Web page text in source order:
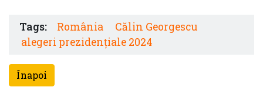
Tags: România
Călin Georgescu
alegeri prezidenţiale 2024
Înapoi